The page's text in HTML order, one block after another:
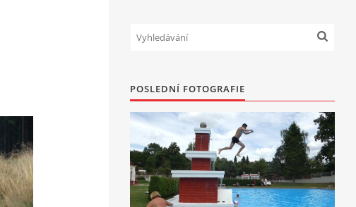
POSLEDNÍ FOTOGRAFIE